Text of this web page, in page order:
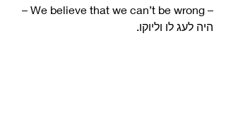
– We believe that we can’t be wrong –
היה לעג לו וליוקו.